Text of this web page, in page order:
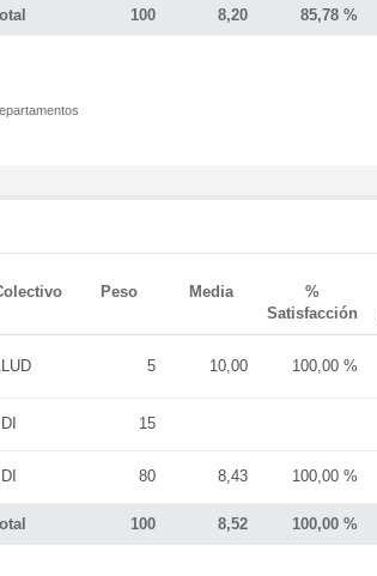
100 8,20 85,78 %
Peso Media
%
Satisfacción
100 8,52 100,00 %
5 10,00 100,00 %
15
80 8,43 100,00 %